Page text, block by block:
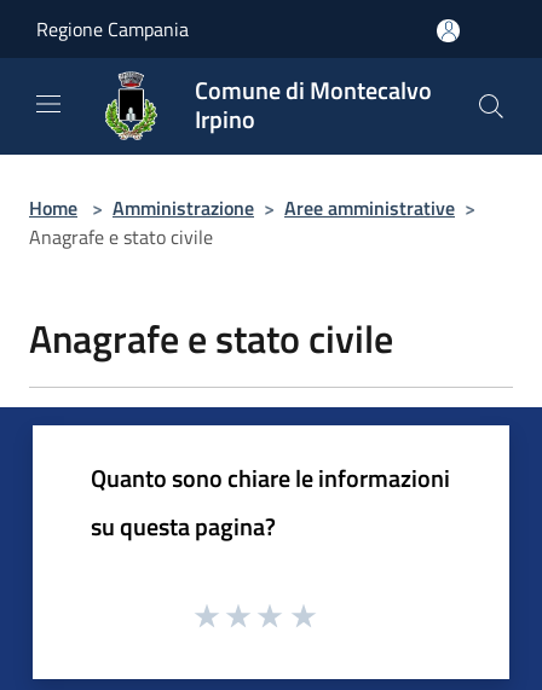
Regione Campania
Comune di Montecalvo
Irpino
Home > Amministrazione > Aree amministrative >
Anagrafe e stato civile
Anagrafe e stato civile
Quanto sono chiare le informazioni
su questa pagina?